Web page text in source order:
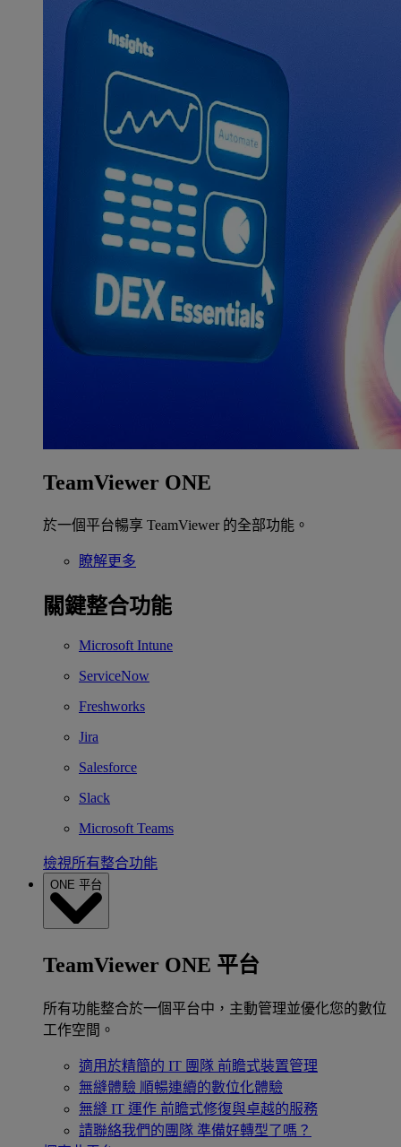
TeamViewer ONE
於一個平台暢享 TeamViewer 的全部功能。
瞭解更多
關鍵整合功能
Microsoft Intune
ServiceNow
Freshworks
Jira
Salesforce
Slack
Microsoft Teams
檢視所有整合功能
ONE 平台
TeamViewer ONE 平台
所有功能整合於一個平台中，主動管理並優化您的數位
工作空間。
適用於精簡的 IT 團隊 前瞻式裝置管理
無縫體驗 順暢連續的數位化體驗
無縫 IT 運作 前瞻式修復與卓越的服務
請聯絡我們的團隊 準備好轉型了嗎？